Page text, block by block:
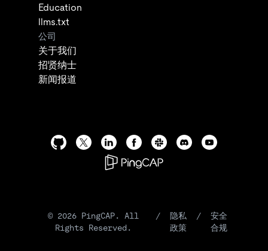
Education
llms.txt
公司
关于我们
招贤纳士
新闻报道
© 2026 PingCAP. All
Rights Reserved.
/
隐私
政策
/
安全
合规